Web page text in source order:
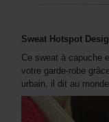
Sweat Hotspot
Ce sweat à capuche
votre garde-robe
urbain, il dit au